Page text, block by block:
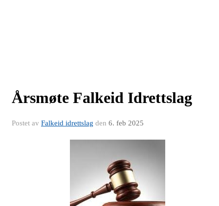
Årsmøte Falkeid Idrettslag
Postet av Falkeid idrettslag den 6. feb 2025